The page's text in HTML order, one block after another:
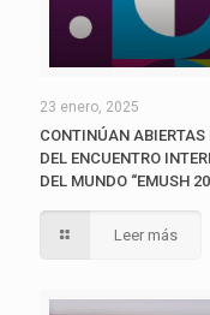
23 enero, 2025
CONTINÚAN
DEL ENCUENTRO
DEL MUNDO “EMUSH
Leer más